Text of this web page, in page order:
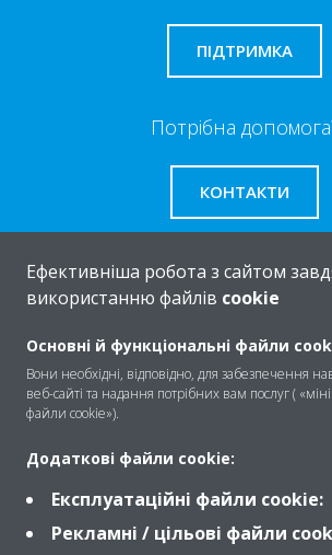
ПІДТРИМКА
Потрібна
КОНТАКТИ
Рішення
Контакти
Ефективніша робота з сайтом
використанню файлів cookie
Основні й функціональні файли
Вони необхідні, відповідно, для забезпечення
веб-сайті та надання потрібних вам послуг (
файли cookie»).
Додаткові файли cookie:
Експлуатаційні файли cookie:
Рекламні / цільові файли